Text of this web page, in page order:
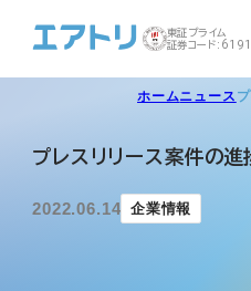
東証プライム
証券コード:6191
ホームニュース
プレスリリース案件の
2022.06.14 企業情報